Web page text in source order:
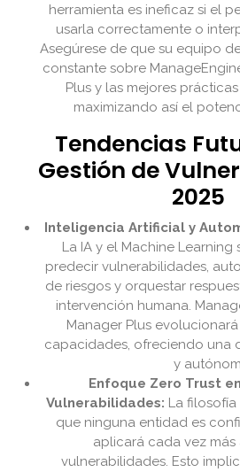
herramienta es ineficaz si el
usarla correctamente o
Asegúrese de que su equipo
constante sobre
Plus y las mejores
maximizando así el
Tendencias
Gestión de
2025
Inteligencia Artificial y
La IA y el Machine
predecir vulnerabilidades,
de riesgos y orquestar
intervención humana.
Manager Plus
capacidades, ofreciendo una
y
Enfoque Zero Trust
Vulnerabilidades: La filosofía
que ninguna entidad es
aplicará cada vez
vulnerabilidades. Esto